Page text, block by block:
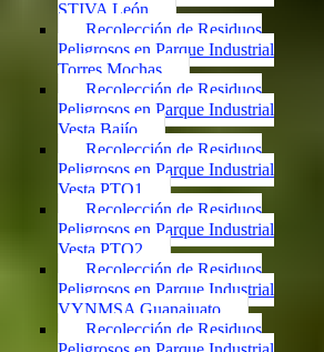
STIVA León
Recolección de Residuos
Peligrosos en Parque Industrial
Torres Mochas
Recolección de Residuos
Peligrosos en Parque Industrial
Vesta Bajío
Recolección de Residuos
Peligrosos en Parque Industrial
Vesta PTO1
Recolección de Residuos
Peligrosos en Parque Industrial
Vesta PTO2
Recolección de Residuos
Peligrosos en Parque Industrial
VYNMSA Guanajuato
Recolección de Residuos